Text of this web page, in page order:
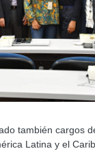
también cargos
Latina y el